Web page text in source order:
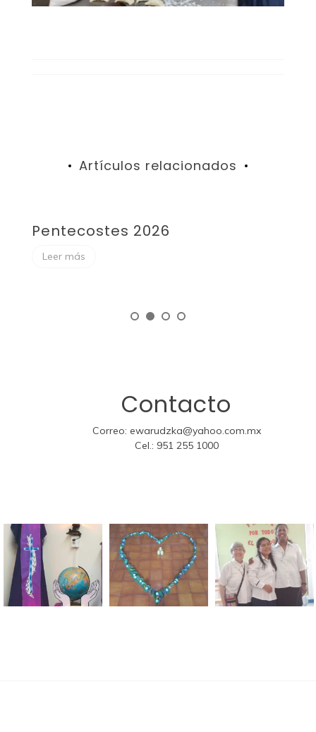
Artículos relacionados
Pentecostes 2026
Leer más
Contacto
Correo: ewarudzka@yahoo.com.mx
Cel.: 951 255 1000